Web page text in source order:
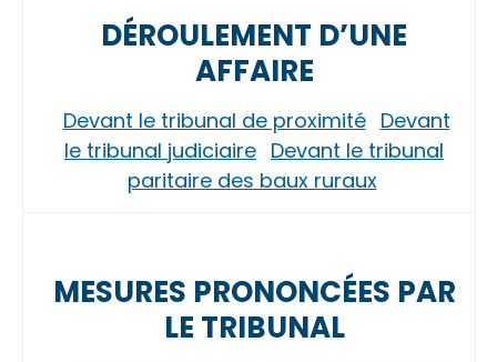
DÉROULEMENT D’UNE
AFFAIRE
Devant le tribunal de proximité Devant
le tribunal judiciaire Devant le tribunal
paritaire des baux ruraux
MESURES PRONONCÉES PAR
LE TRIBUNAL